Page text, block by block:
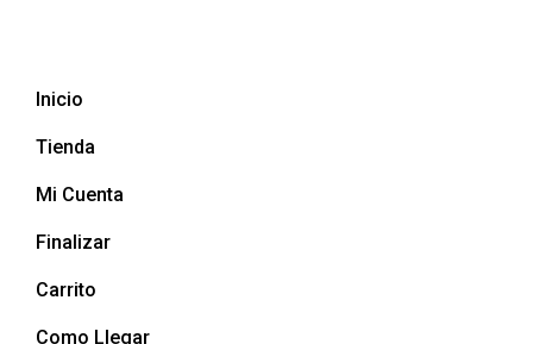
Inicio
Tienda
Mi Cuenta
Finalizar
Carrito
Como Llegar